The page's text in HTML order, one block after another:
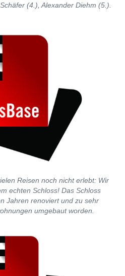
(4.), Alexander Diehm (5.).
Reisen noch nicht erlebt: Wir
echten Schloss! Das Schloss
Jahren renoviert und zu sehr
umgebaut worden.